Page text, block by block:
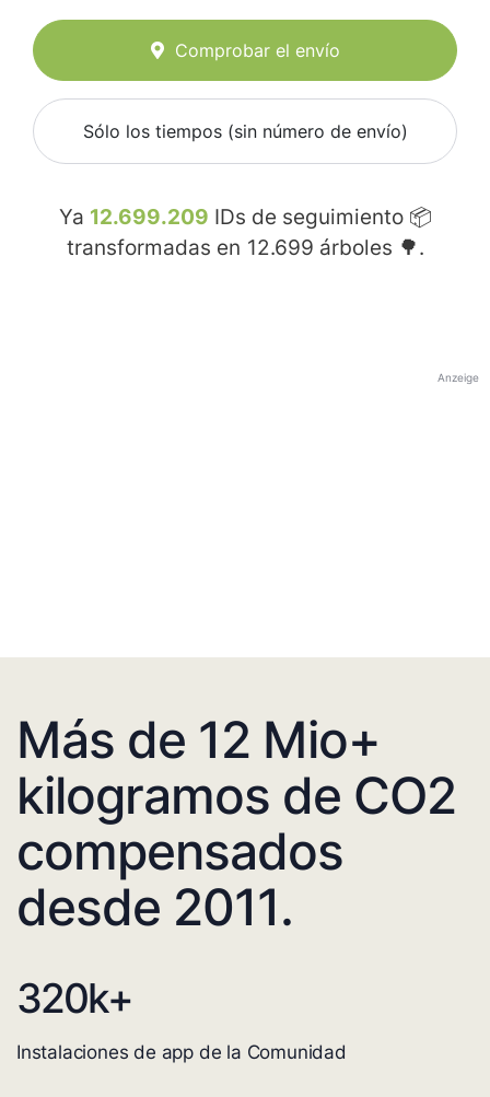
Comprobar el envío
Sólo los tiempos (sin número de envío)
Ya 12.699.209 IDs de seguimiento 📦
transformadas en 12.699 árboles 🌳.
Anzeige
Más de 12 Mio+
kilogramos de CO2
compensados
desde 2011.
320k+
Instalaciones de app de la Comunidad